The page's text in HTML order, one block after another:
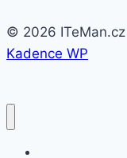
© 2026
Kadence WP